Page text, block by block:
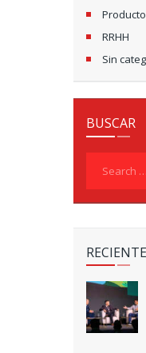
RRHH
Sin
BUSCAR